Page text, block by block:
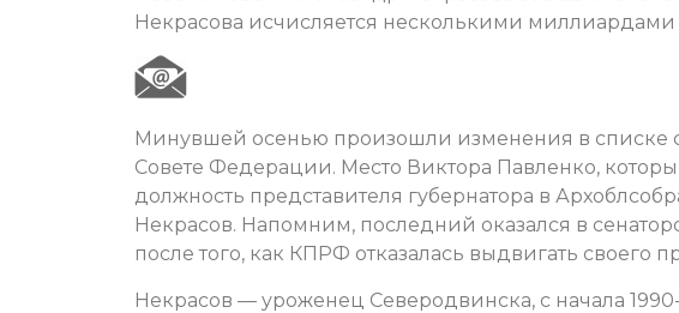
Некрасова исчисляется несколькими миллиардами
Минувшей осенью произошли изменения в списке
Совете Федерации. Место Виктора Павленко,
должность представителя губернатора в
Некрасов. Напомним, последний оказался в
после того, как КПРФ отказалась выдвигать своего
Некрасов — уроженец Северодвинска, с начала